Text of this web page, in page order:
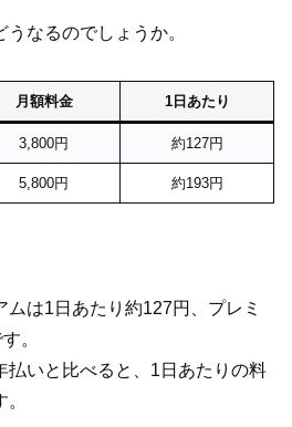
なるのでしょうか。
月額料金 1日あたり
3,800円 約127円
5,800円 約193円
ムは1日あたり約127円、プレミ
。
払いと比べると、1日あたりの料